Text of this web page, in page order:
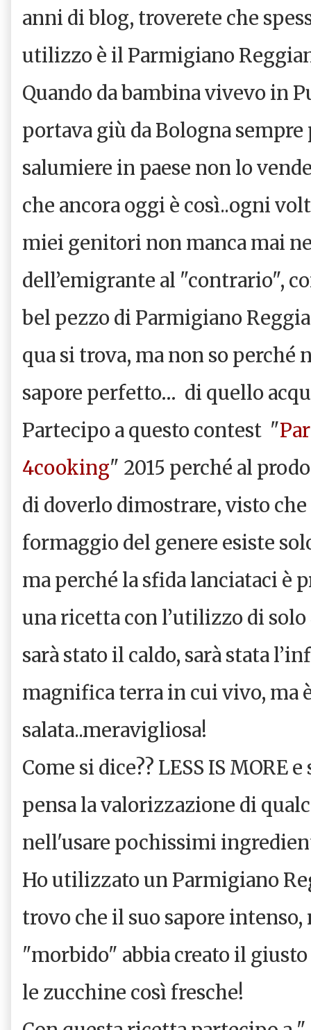
anni di blog, troverete che
utilizzo è il Parmigiano
Quando da bambina vivevo in
portava giù da Bologna
salumiere in paese non lo
che ancora oggi è così..ogni
miei genitori non manca mai
dell’emigrante al "contrario",
bel pezzo di Parmigiano
qua si trova, ma non so perché
sapore perfetto… di quello
Partecipo a questo contest "
4cooking" 2015 perché al
di doverlo dimostrare, visto
formaggio del genere esiste
ma perché la sfida lanciataci è
una ricetta con l’utilizzo di
sarà stato il caldo, sarà stata
magnifica terra in cui vivo, ma
salata..meravigliosa!
Come si dice?? LESS IS MORE
pensa la valorizzazione di
nell'usare pochissimi
Ho utilizzato un Parmigiano
trovo che il suo sapore intenso,
"morbido" abbia creato il
le zucchine così fresche!